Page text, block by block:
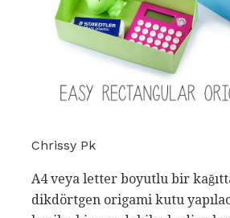
Chrissy Pk
A4 veya letter boyutlu bir
dikdörtgen origami kutu